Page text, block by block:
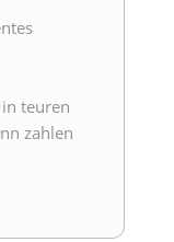
teuren
zahlen